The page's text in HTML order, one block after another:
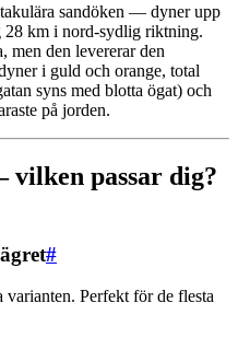
sandöken — dyner upp
28 km i nord-sydlig riktning.
men den levererar den
i guld och orange, total
syns med blotta ögat) och
på jorden.
passar dig?
#
varianten. Perfekt för de flesta